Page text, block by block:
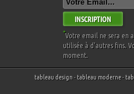
INSCRIPTION
*Votre email ne sera en
utilisée à d'autres fins.
moment.
tableau design-tableau moderne-